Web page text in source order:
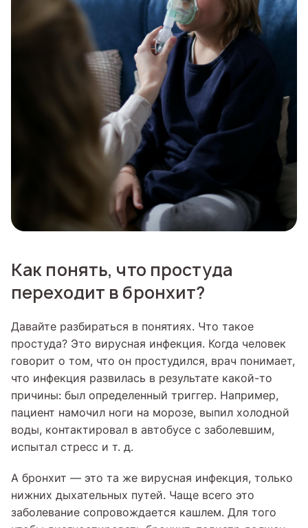
Как понять, что простуда
переходит в бронхит?
Давайте разбираться в понятиях. Что такое
простуда? Это вирусная инфекция. Когда человек
говорит о том, что он простудился, врач понимает,
что инфекция развилась в результате какой-то
причины: был определенный триггер. Например,
пациент намочил ноги на морозе, выпил холодной
воды, контактировал в автобусе с заболевшим,
испытал стресс и т. д.
А бронхит — это та же вирусная инфекция, только
нижних дыхательных путей. Чаще всего это
заболевание сопровождается кашлем. Для того